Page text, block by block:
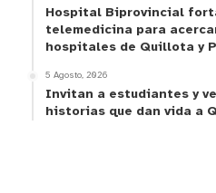
Hospital Biprovincial
telemedicina para
hospitales de Quillota y
5 Agosto, 2026
Invitan a estudiantes y
historias que dan vida a